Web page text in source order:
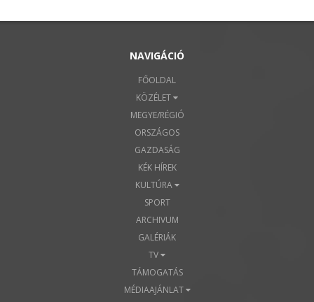
NAVIGÁCIÓ
FŐOLDAL
KÖZÉLET
MEGYE/RÉGIÓ
ORSZÁGOS
GAZDASÁG
KÉK HÍREK
KULTÚRA
SPORT
ARCHIVUM
GALÉRIÁK
TV
TÁMOGATÁS
MÉDIAAJÁNLAT